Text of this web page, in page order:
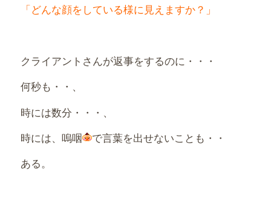
「どんな顔をしている様に見えますか？」
クライアントさんが返事をするのに・・・
何秒も・・、
時には数分・・・、
時には、嗚咽
で言葉を出せないことも・・
ある。